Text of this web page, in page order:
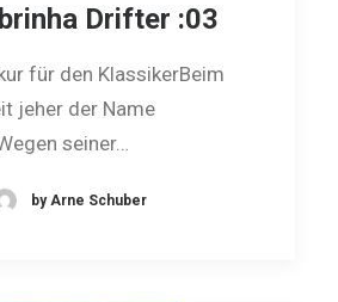
Drifter :03
für den KlassikerBeim
jeher der Name
seiner…
by Arne Schuber